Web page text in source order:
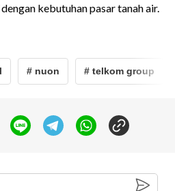
kebutuhan pasar tanah air.
# nuon # telkom group